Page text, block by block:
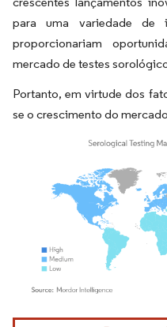
para uma variedade de
proporcionariam
mercado de testes
Portanto, em virtude dos
se o crescimento do
Imagem © Mordor Intelligence. O